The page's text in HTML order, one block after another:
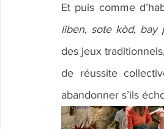
Et puis comme
liben, sote kòd, bay
des jeux
de réussite
abandonner s’ils